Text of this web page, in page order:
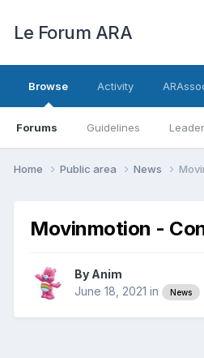
Le Forum ARA
Browse
Forums Guidelines
Activity
Home Public area News
Movinmotion -
By Anim
June 18, 2021 in News